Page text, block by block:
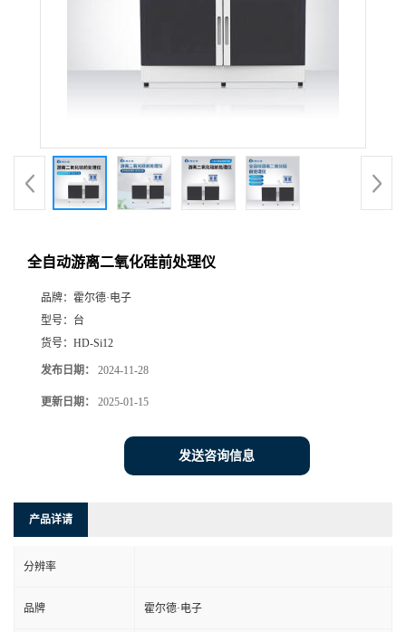
全自动游离二氧化硅前处理仪
品牌： 霍尔德·电子
型号： 台
货号： HD-Si12
发布日期： 2024-11-28
更新日期： 2025-01-15
发送咨询信息
产品详请
分辨率
品牌 霍尔德·电子